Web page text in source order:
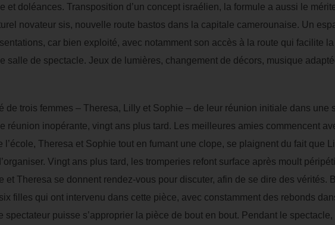
et doléances. Transposition d’un concept israélien, la formule a aussi le
novateur sis, nouvelle route bastos dans la capitale camerounaise. Un
car bien exploité, avec notamment son accès à la route qui facilite la
salle de spectacle. Jeux de lumières, changement de décors, musique
de trois femmes – Theresa, Lilly et Sophie – de leur réunion initiale dans une
réunion inopérante, vingt ans plus tard. Les meilleures amies commencent
l’école, Theresa et Sophie tout en fumant une clope, se plaignent du fait que
Vingt ans plus tard, les tromperies refont surface après moult
Theresa se donnent rendez-vous pour discuter, afin de se dire des vérités.
filles qui ont intervenu dans cette pièce, avec constamment des rebonds
spectateur puisse s’approprier la pièce de bout en bout. Pendant le